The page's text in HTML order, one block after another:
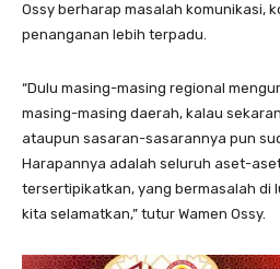
Ossy berharap masalah komunikasi,
penanganan lebih terpadu.
“Dulu masing-masing regional
masing-masing daerah, kalau
ataupun sasaran-sasarannya pun
Harapannya adalah seluruh aset-
tersertipikatkan, yang bermasalah di
kita selamatkan,” tutur Wamen Ossy.